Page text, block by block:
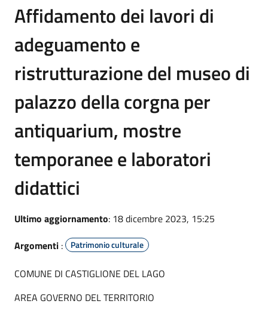
Affidamento dei lavori di
adeguamento e
ristrutturazione del museo di
palazzo della corgna per
antiquarium, mostre
temporanee e laboratori
didattici
Ultimo aggiornamento: 18 dicembre 2023, 15:25
Argomenti : Patrimonio culturale
COMUNE DI CASTIGLIONE DEL LAGO
AREA GOVERNO DEL TERRITORIO